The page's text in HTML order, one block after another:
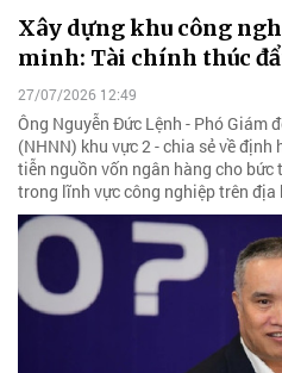
Xây dựng khu công
minh: Tài chính thúc
27/07/2026 12:49
Ông Nguyễn Đức Lệnh - Phó Giám
(NHNN) khu vực 2 - chia sẻ về
tiễn nguồn vốn ngân hàng cho
trong lĩnh vực công nghiệp trên địa